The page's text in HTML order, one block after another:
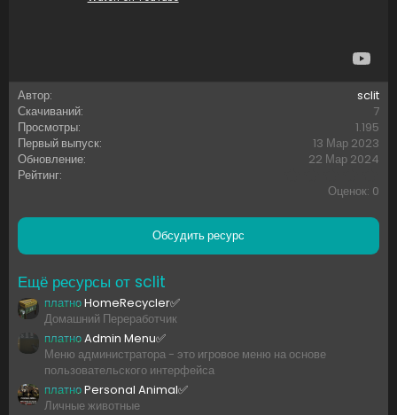
Автор
sclit
Скачиваний
7
Просмотры
1.195
Первый выпуск
13 Мар 2023
Обновление
22 Мар 2024
Рейтинг
з
ё
Оценок: 0
Обсудить ресурс
Ещё ресурсы от sclit
платноHomeRecycler✅
Домашний Переработчик
платноAdmin Menu✅
Меню администратора - это игровое меню на основе
пользовательского интерфейса
платноPersonal Animal✅
Личные животные